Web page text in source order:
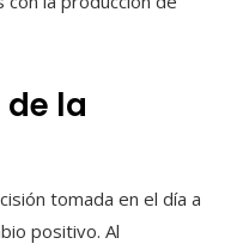
la
tomada en el día a
positivo. Al